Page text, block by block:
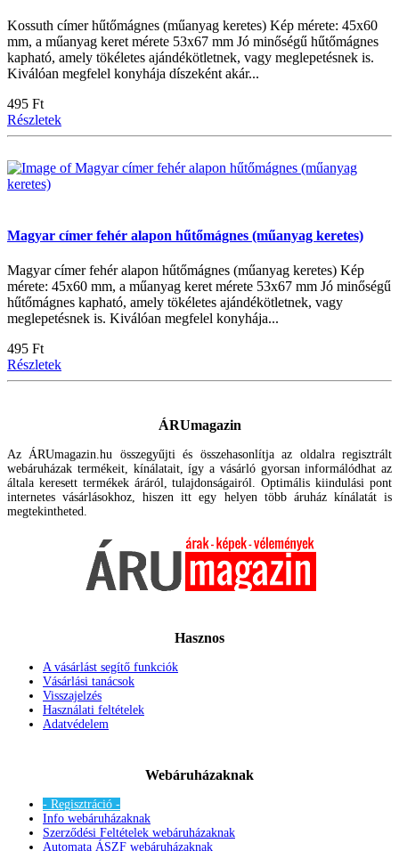
Kossuth címer hűtőmágnes (műanyag keretes) Kép mérete: 45x60
mm, a műanyag keret mérete 53x67 mm Jó minőségű hűtőmágnes
kapható, amely tökéletes ajándékötletnek, vagy meglepetésnek is.
Kiválóan megfelel konyhája díszeként akár...
495 Ft
Részletek
Magyar címer fehér alapon hűtőmágnes (műanyag keretes)
Magyar címer fehér alapon hűtőmágnes (műanyag keretes) Kép
mérete: 45x60 mm, a műanyag keret mérete 53x67 mm Jó minőségű
hűtőmágnes kapható, amely tökéletes ajándékötletnek, vagy
meglepetésnek is. Kiválóan megfelel konyhája...
495 Ft
Részletek
ÁRUmagazin
Az ÁRUmagazin.hu összegyűjti és összehasonlítja az oldalra regisztrált
webáruházak termékeit, kínálatait, így a vásárló gyorsan informálódhat az
általa keresett termékek áráról, tulajdonságairól. Optimális kiindulási pont
internetes vásárlásokhoz, hiszen itt egy helyen több áruház kínálatát is
megtekintheted.
Hasznos
A vásárlást segítő funkciók
Vásárlási tanácsok
Visszajelzés
Használati feltételek
Adatvédelem
Webáruházaknak
- Regisztráció -
Info webáruházaknak
Szerződési Feltételek webáruházaknak
Automata ÁSZF webáruházaknak